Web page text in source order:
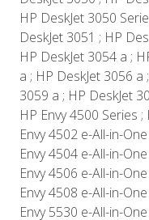
HP DeskJet 3050
DeskJet 3051 ; HP
HP DeskJet 3054 a ;
a ; HP DeskJet 3056 a
3059 a ; HP DeskJet
HP Envy 4500 Series
Envy 4502 e-All-in-
Envy 4504 e-All-in-
Envy 4506 e-All-in-
Envy 4508 e-All-in-
Envy 5530 e-All-in-